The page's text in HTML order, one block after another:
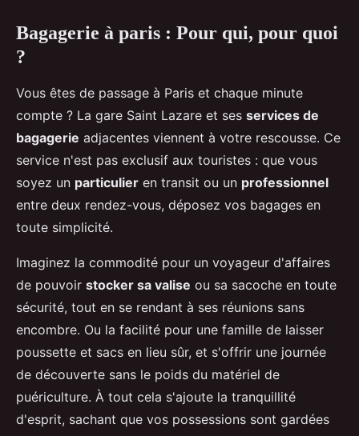
Bagagerie à paris : Pour qui, pour quoi
?
Vous êtes de passage à Paris et chaque minute
compte ? La gare Saint Lazare et ses services de
bagagerie adjacentes viennent à votre rescousse. Ce
service n'est pas exclusif aux touristes : que vous
soyez un particulier en transit ou un professionnel
entre deux rendez-vous, déposez vos bagages en
toute simplicité.
Imaginez la commodité pour un voyageur d'affaires
de pouvoir stocker sa valise ou sa sacoche en toute
sécurité, tout en se rendant à ses réunions sans
encombre. Ou la facilité pour une famille de laisser
poussette et sacs en lieu sûr, et s'offrir une journée
de découverte sans le poids du matériel de
puériculture. À tout cela s'ajoute la tranquillité
d'esprit, sachant que vos possessions sont gardées